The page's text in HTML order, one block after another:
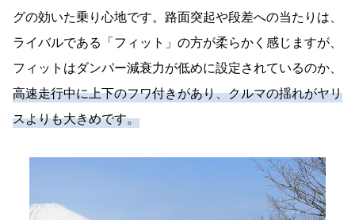
グの効いた乗り心地です。路面突起や段差への当たりは、
ライバルである「フィット」の方が柔らかく感じますが、
フィットはダンパー減衰力が低めに設定されているのか、
高速走行中に上下のフワ付きがあり、クルマの揺れがヤリ
スよりも大きめです。